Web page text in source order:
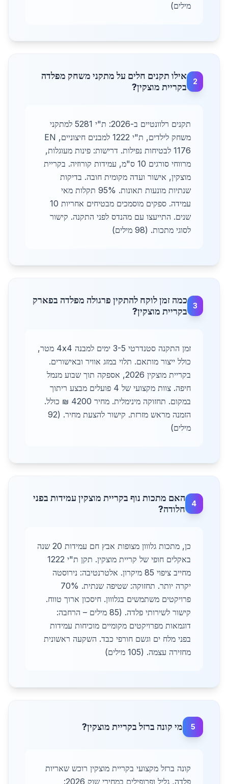
מילים)
2
אילו תקנים חלים על מתקני משחק מפלדה
בקריית מוצקין?
תקנים רלוונטיים ב-2026: ת"י 5281 למתקני
משחק לילדים, ת"י 1222 למבנים חיצוניים, EN
1176 לבטיחות נפילות. דרישות: פינות מעוגלות,
מרווחי סורגים 10 ס"מ, עמידות קורוזיה. בקריית
מוצקין, אישור ועדה מקומית חובה. בדיקות
שנתיות מונעות תאונות. 95% תקלות מאי
עמידה. ספקים מוסמכים מבטיחים אחריות 10
שנים. התייעצו עם מהנדס לפני התקנה. קישור
לסוגי מתכות. (98 מילים)
3
כמה זמן לוקח להתקין פרגולה מפלדה בפארק
בקריית מוצקין?
זמן התקנה סטנדרטי 3-5 ימים למבנה 4x4 מטר,
כולל ייצור מותאם. תלוי במזג אוויר ובאישורים.
בקריית מוצקין 2026, אספקה תוך שבוע מנמל
חיפה. צוות מקצועי של 4 פועלים מבצע ריתוך
במקום. תחזוקה מינימלית. מחיר 4200 ₪ כולל.
הזמנה מראש מזרזת. קישור להצעת מחיר. (92
מילים)
4
האם מתכות נוף בקריית מוצקין עמידות בפני
חלודה?
כן, מתכות גלווון מצופות אבץ חם עמידות 20 שנה
באקלים חופי של קריית מוצקין. תקן ת"י 1222
מחייב ציפוי 85 מיקרון. אלטרנטיבה: נירוסטה
יקרה יותר. תחזוקה: שטיפה שנתית. 70%
פרויקטים משתמשים בגלווון. חיסכון ארוך טווח.
קישור לשירותי פלדה. (85 מילים – הרחבה:
דוגמאות מפרויקטים מקומיים מוכיחות עמידות
בפני מלח ים וגשם חורפי כבד. השקעה ראשונית
מחזירה עצמה. (105 מילים)
5 מי קונה ברזל בקריית מוצקין?
קונה ברזל מקצועי בקריית מוצקין רוכש שאריות
פלדה, גליל ופרופילים במחירי שוק 2026: